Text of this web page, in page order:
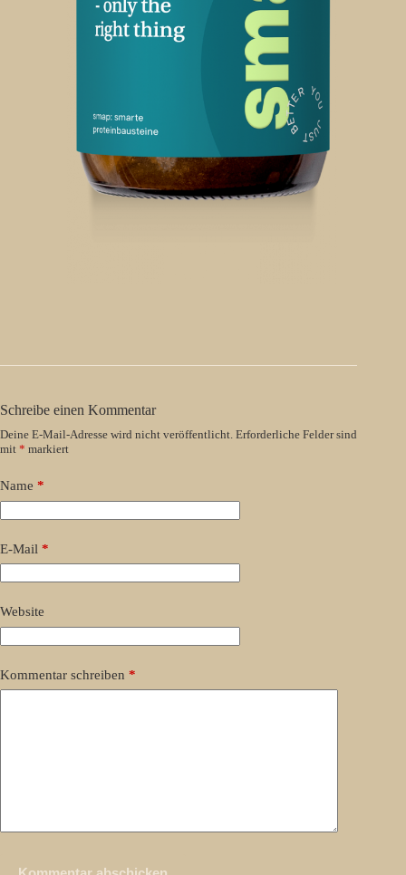
Schreibe einen Kommentar
Deine E-Mail-Adresse wird nicht veröffentlicht. Erforderliche Felder sind
mit * markiert
Name *
E-Mail *
Website
Kommentar schreiben *